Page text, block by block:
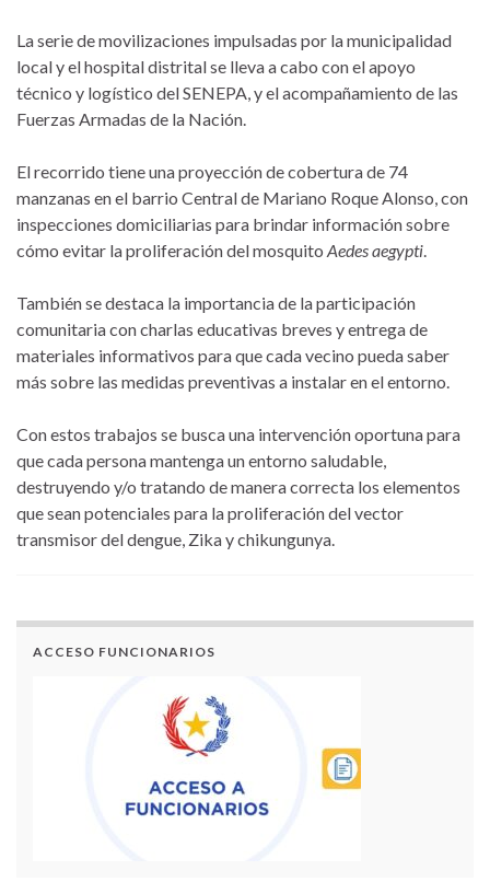
La serie de movilizaciones impulsadas por la municipalidad
local y el hospital distrital se lleva a cabo con el apoyo
técnico y logístico del SENEPA, y el acompañamiento de las
Fuerzas Armadas de la Nación.
El recorrido tiene una proyección de cobertura de 74
manzanas en el barrio Central de Mariano Roque Alonso, con
inspecciones domiciliarias para brindar información sobre
cómo evitar la proliferación del mosquito Aedes aegypti.
También se destaca la importancia de la participación
comunitaria con charlas educativas breves y entrega de
materiales informativos para que cada vecino pueda saber
más sobre las medidas preventivas a instalar en el entorno.
Con estos trabajos se busca una intervención oportuna para
que cada persona mantenga un entorno saludable,
destruyendo y/o tratando de manera correcta los elementos
que sean potenciales para la proliferación del vector
transmisor del dengue, Zika y chikungunya.
ACCESO FUNCIONARIOS